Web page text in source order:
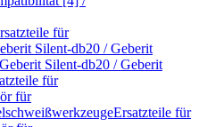
für
Silent-db20 / Geberit
Silent-db20 / Geberit
für
für
Ersatzteile für